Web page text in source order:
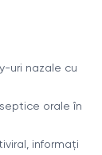
uri nazale cu
orale în
informați